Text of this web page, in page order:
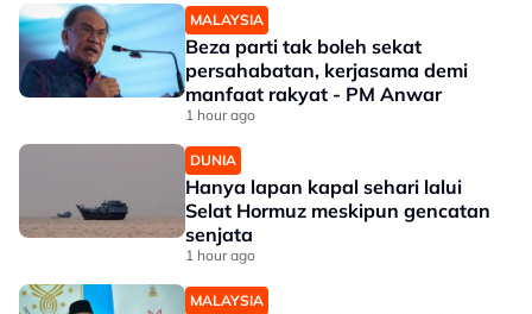
MALAYSIA
Beza parti tak boleh sekat
persahabatan, kerjasama demi
manfaat rakyat - PM Anwar
1 hour ago
DUNIA
Hanya lapan kapal sehari lalui
Selat Hormuz meskipun gencatan
senjata
1 hour ago
MALAYSIA